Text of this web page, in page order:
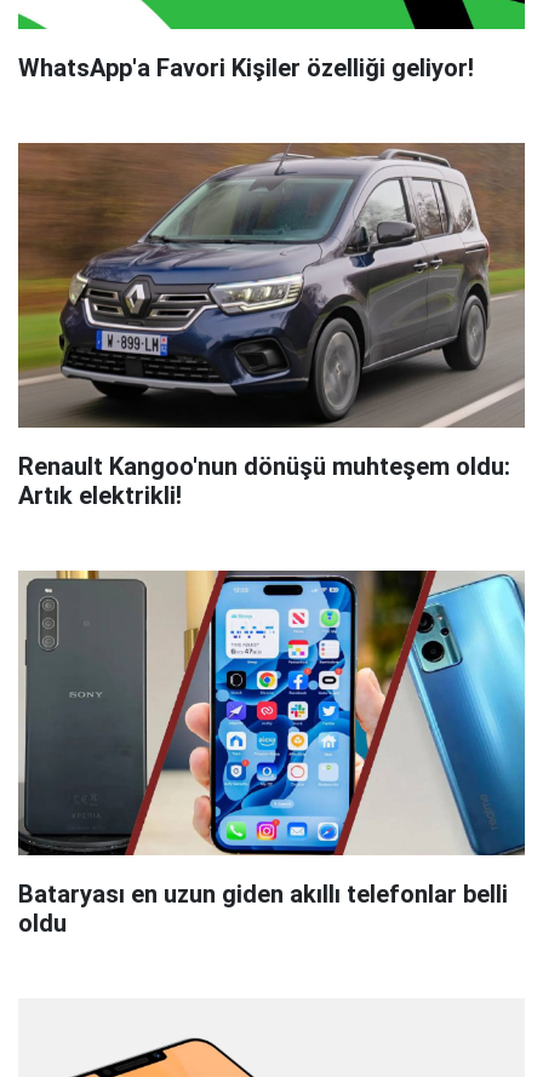
WhatsApp'a Favori Kişiler özelliği geliyor!
Renault Kangoo'nun dönüşü muhteşem oldu:
Artık elektrikli!
Bataryası en uzun giden akıllı telefonlar belli
oldu